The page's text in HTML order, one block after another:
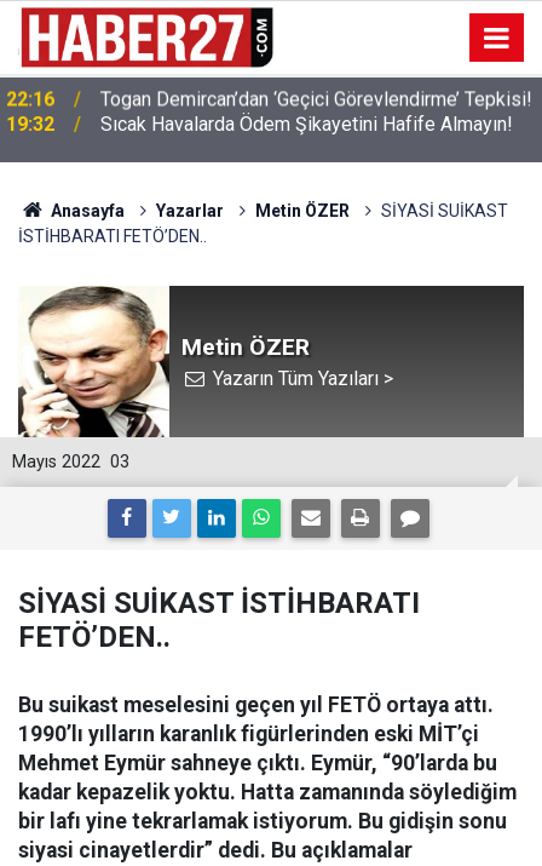
19:32 Sıcak Havalarda Ödem Şikayetini Hafife Almayın!
Anasayfa Yazarlar Metin ÖZER
SİYASİ SUİKAST
İSTİHBARATI FETÖ’DEN..
Metin ÖZER
Yazarın Tüm Yazıları >
03
Mayıs 2022
SİYASİ SUİKAST İSTİHBARATI
FETÖ’DEN..
Bu suikast meselesini geçen yıl FETÖ ortaya attı.
1990’lı yılların karanlık figürlerinden eski MİT’çi
Mehmet Eymür sahneye çıktı. Eymür, “90’larda bu
kadar kepazelik yoktu. Hatta zamanında söylediğim
bir lafı yine tekrarlamak istiyorum. Bu gidişin sonu
siyasi cinayetlerdir” dedi. Bu açıklamalar